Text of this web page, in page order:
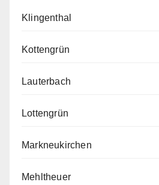
Klingenthal
Kottengrün
Lauterbach
Lottengrün
Markneukirchen
Mehltheuer